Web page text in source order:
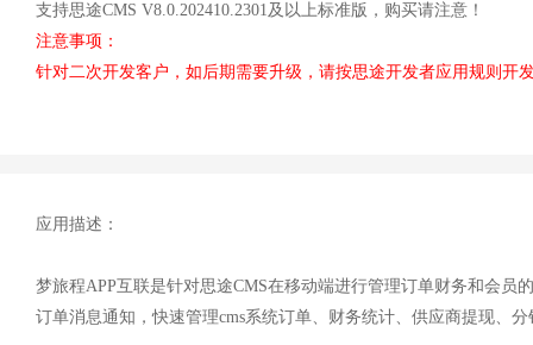
支持思途CMS V8.0.202410.2301及以上标准版，购买请注意！
注意事项：
针对二次开发客户，如后期需要升级，请按思途开发者应用规则开
应用描述：
梦旅程APP互联是针对思途CMS在移动端进行管理订单财务和会员
订单消息通知，快速管理cms系统订单、财务统计、供应商提现、